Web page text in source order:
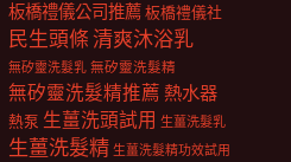
板橋禮儀公司推薦板橋禮儀社
民生頭條清爽沐浴乳
無矽靈洗髮乳 無矽靈洗髮精
無矽靈洗髮精推薦 熱水器
熱泵 生薑洗頭試用 生薑洗髮乳
生薑洗髮精 生薑洗髮精功效試用